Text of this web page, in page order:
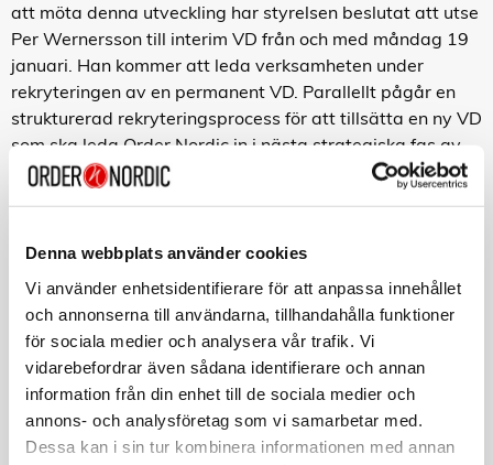
Denna webbplats använder cookies
Vi använder enhetsidentifierare för att anpassa innehållet
och annonserna till användarna, tillhandahålla funktioner
för sociala medier och analysera vår trafik. Vi
vidarebefordrar även sådana identifierare och annan
information från din enhet till de sociala medier och
annons- och analysföretag som vi samarbetar med.
Dessa kan i sin tur kombinera informationen med annan
att möta denna utveckling har styrelsen beslutat att utse
Per Wernersson till interim VD från och med måndag 19
januari. Han kommer att leda verksamheten under
rekryteringen av en permanent VD. Parallellt pågår en
strukturerad rekryteringsprocess för att tillsätta en ny VD
som ska leda Order Nordic in i nästa strategiska fas av
bolagets utveckling.
hans mångåriga engagemang och värdefulla insatser
under tiden i bolaget. Under sina 30 år i verksamheten
har han varit en viktig del av Order Nordics utveckling
och bidragit med stort driv och engagemang.
Order Nordic kommer fortsatt att utveckla affären och
fördjupa samarbetet med kunder och partners som en
viktig del av bolagets framtida tillväxt.